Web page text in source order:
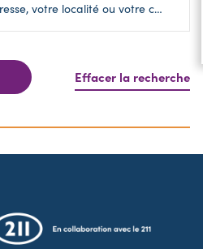
Effacer la recherche